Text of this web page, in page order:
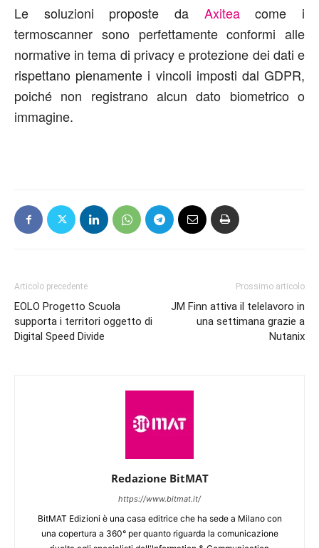
Le soluzioni proposte da Axiteacome i
termoscanner sono perfettamente conformi alle
normative in tema di privacy e protezione dei dati e
rispettano pienamente i vincoli imposti dal GDPR,
poiché non registrano alcun dato biometrico o
immagine.
Articolo precedente
EOLO Progetto Scuola
supporta i territori oggetto di
Digital Speed Divide
Prossimo articolo
JM Finn attiva il telelavoro in
una settimana grazie a
Nutanix
Redazione BitMAT
https://www.bitmat.it/
BitMAT Edizioni è una casa editrice che ha sede a Milano con
una copertura a 360° per quanto riguarda la comunicazione